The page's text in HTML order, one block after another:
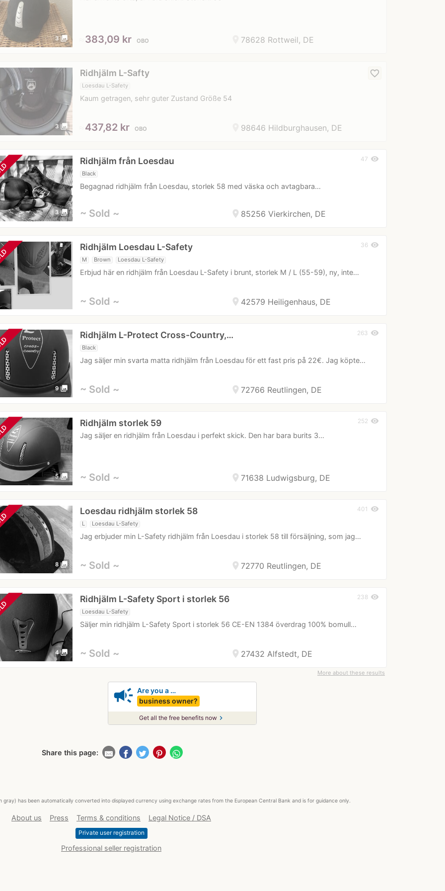
3 photo_library 78628 Rottweil, DE
383,09 kr OBO
3 photo_library
Ridhjälm L-Safty
Loesdau L-Safety
Kaum getragen, sehr guter Zustand Größe 54
favorite_border
98646 Hildburghausen, DE
437,82 kr OBO
3 photo_library
Ridhjälm från Loesdau
Black
Begagnad ridhjälm från Loesdau, storlek 58 med väska och avtagbara…
47 visibility
location_on 85256 Vierkirchen, DE
~ Sold ~
Ridhjälm Loesdau L-Safety
M Brown Loesdau L-Safety
Erbjud här en ridhjälm från Loesdau L-Safety i brunt, storlek M / L (55-59), ny, inte…
36 visibility
location_on 42579 Heiligenhaus, DE
~ Sold ~
9 photo_library
Ridhjälm L-Protect Cross-Country,…
Black
Jag säljer min svarta matta ridhjälm från Loesdau för ett fast pris på 22€. Jag köpte…
263 visibility
location_on 72766 Reutlingen, DE
~ Sold ~
5 photo_library
Ridhjälm storlek 59
Jag säljer en ridhjälm från Loesdau i perfekt skick. Den har bara burits 3…
252 visibility
location_on 71638 Ludwigsburg, DE
~ Sold ~
8 photo_library
Loesdau ridhjälm storlek 58
L Loesdau L-Safety
Jag erbjuder min L-Safety ridhjälm från Loesdau i storlek 58 till försäljning, som jag…
401 visibility
location_on 72770 Reutlingen, DE
~ Sold ~
4 photo_library
Ridhjälm L-Safety Sport i storlek 56
Loesdau L-Safety
Säljer min ridhjälm L-Safety Sport i storlek 56 CE-EN 1384 överdrag 100% bomull…
238 visibility
location_on 27432 Alfstedt, DE
~ Sold ~
More about these results
campaign Are you a …
business owner?
Get all the free benefits now chevron_right
Share this page:
has been automatically converted into displayed currency using exchange rates from the European Central Bank and is for guidance only.
About us Press Terms & conditions Legal Notice / DSA
Private user registration
Professional seller registration